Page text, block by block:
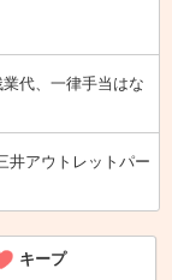
業代、一律手当はな
アウトレットパー
キープ